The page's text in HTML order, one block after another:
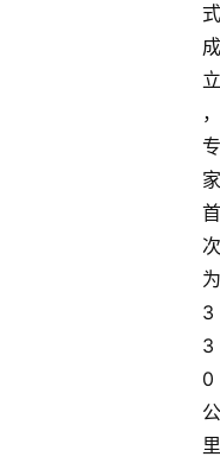
式
成
立
，
专
家
首
次
为
3
3
0
公
里